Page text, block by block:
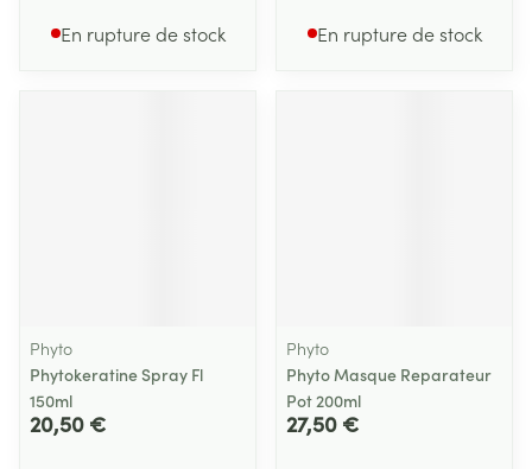
En rupture de stock En rupture de stock
Phyto
Phytokeratine Spray Fl
150ml
20,50 €
Phyto
Phyto Masque Reparateur
Pot 200ml
27,50 €